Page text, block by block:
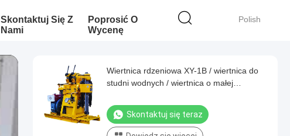
Polish
Skontaktuj Się Z
Nami
Poprosić O
Wycenę
Wiertnica rdzeniowa XY-1B / wiertnica do
studni wodnych / wiertnica o małej
głębokości 200 m
Skontaktuj się teraz